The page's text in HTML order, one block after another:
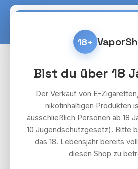
Zum Hauptinhalt springen
ELFBAR ELFX Pro
Bildergalerie überspringen
18+
Bist du über 18
Der Verkauf von E-
nikotinhaltigen Produkten
ausschließlich Personen ab 18
10 Jugendschutzgesetz). Bitte
das 18. Lebensjahr bereits
diesen Shop zu